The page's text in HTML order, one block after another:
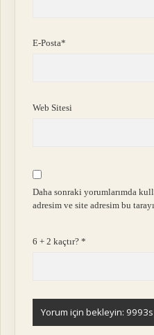
E-Posta*
Web Sitesi
Daha sonraki yorumlarımda
adresim ve site adresim bu
6 + 2 kaçtır?*